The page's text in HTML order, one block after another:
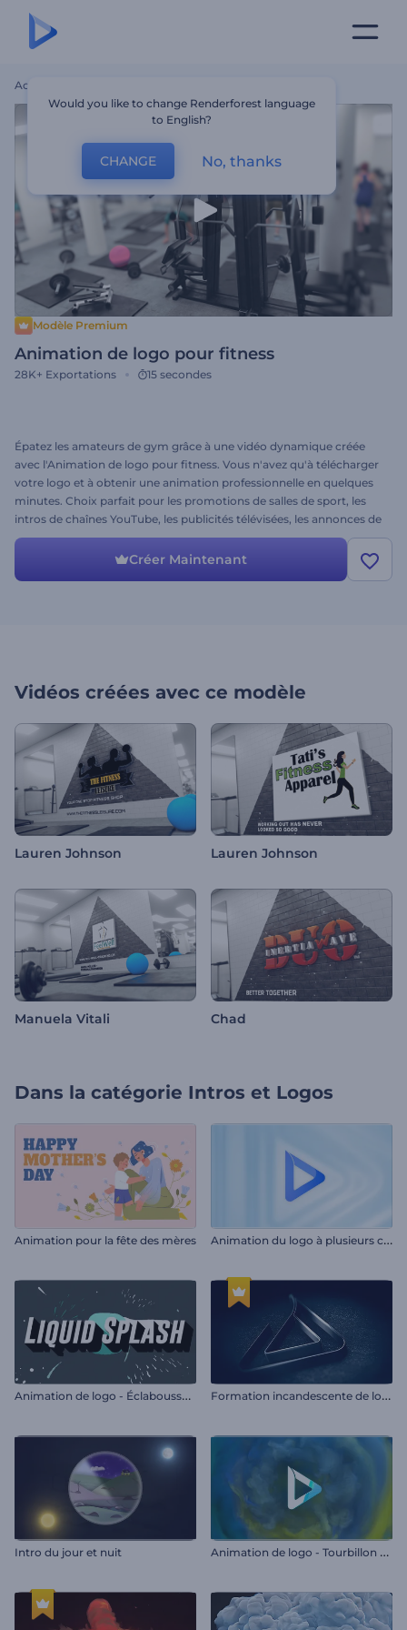
Accueil
Modèle Premium
Animation de logo pour fitness
28K+ Exportations 15 secondes
Épatez les amateurs de gym grâce à une vidéo dynamique créée
avec l'Animation de logo pour fitness. Vous n'avez qu'à télécharger
votre logo et à obtenir une animation professionnelle en quelques
minutes. Choix parfait pour les promotions de salles de sport, les
intros de chaînes YouTube, les publicités télévisées, les annonces de
remise en forme et bien plus encore. Faites-en l'essai dès
maintenant et soyez motivé par la puissance et la force.
Créer Maintenant
Vidéos créées avec ce modèle
Lauren Johnson Lauren Johnson
Manuela Vitali Chad
Dans la catégorie Intros et Logos
Animation pour la fête des mères A
nimation du logo à plusieurs couches
A
nimation de logo - Éclaboussure de liquide F
ormation incandescente de logo
Intro du jour et nuit A
nimation de logo - Tourbillon de fumée
Would you like to change Renderforest language
to English?
CHANGE No, thanks